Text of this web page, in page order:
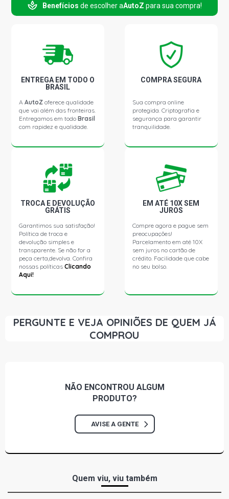
Benefícios de escolher aAutoZ para sua compra!
ENTREGA EM TODO O
BRASIL
AAutoZ oferece qualidade
que vai além das fronteiras.
Entregamos em todoBrasil
com rapidez e qualidade.
COMPRA SEGURA
Sua compra online
protegida. Criptografia e
segurança para garantir
tranquilidade.
TROCA E DEVOLUÇÃO
GRÁTIS
Garantimos sua satisfação!
Política de troca e
devolução simples e
transparente. Se não for a
peça certa,devolva. Confira
nossas políticasClicando
Aqui!
EM ATÉ 10X SEM
JUROS
Compre agora e pague sem
preocupações!
Parcelamento em até 10X
sem juros no cartão de
crédito. Facilidade que cabe
no seu bolso.
PERGUNTE E VEJA OPINIÕES DE QUEM JÁ
COMPROU
NÃO ENCONTROU ALGUM
PRODUTO?
AVISE A GENTE
Quem viu, viu também